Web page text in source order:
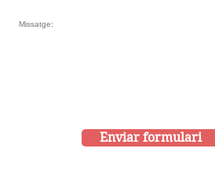
Enviar formulari